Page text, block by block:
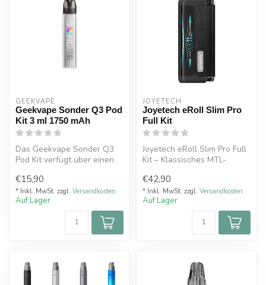
GEEKVAPE
Geekvape Sonder Q3 Pod
Kit 3 ml 1750 mAh
Das Geekvape Sonder Q3
Pod Kit verfügt über einen
Tankvolume...
€15,90
* Inkl. MwSt. zzgl. Versandkosten
Auf Lager
JOYETECH
Joyetech eRoll Slim Pro
Full Kit
Joyetech eRoll Slim Pro Full
Kit – Klassisches MTL-
€42,90
* Inkl. MwSt. zzgl. Versandkosten
Auf Lager